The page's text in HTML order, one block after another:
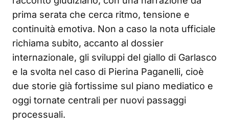
prima serata che cerca ritmo, tensione e
continuità emotiva. Non a caso la nota ufficiale
richiama subito, accanto al dossier
internazionale, gli sviluppi del giallo di Garlasco
e la svolta nel caso di Pierina Paganelli, cioè
due storie già fortissime sul piano mediatico e
oggi tornate centrali per nuovi passaggi
processuali.